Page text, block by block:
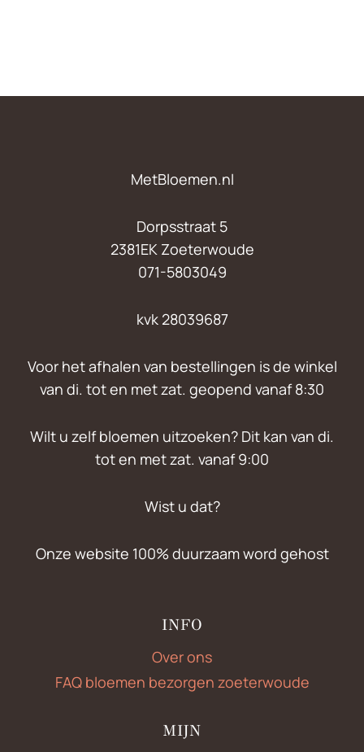
MetBloemen.nl
Dorpsstraat 5
2381EK Zoeterwoude
071-5803049
kvk 28039687
Voor het afhalen van bestellingen is de winkel
van di. tot en met zat. geopend vanaf 8:30
Wilt u zelf bloemen uitzoeken? Dit kan van di.
tot en met zat. vanaf 9:00
Wist u dat?
Onze website 100% duurzaam word gehost
INFO
Over ons
FAQ bloemen bezorgen zoeterwoude
MIJN